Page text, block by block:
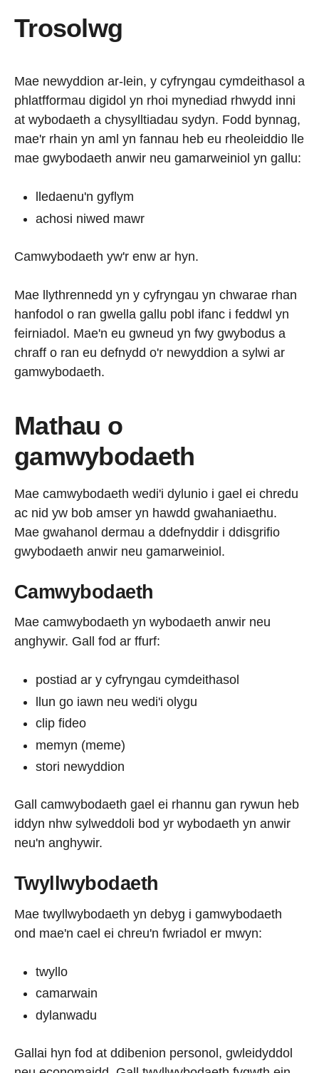
Trosolwg
Mae newyddion ar-lein, y cyfryngau cymdeithasol a
phlatfformau digidol yn rhoi mynediad rhwydd inni
at wybodaeth a chysylltiadau sydyn. Fodd bynnag,
mae'r rhain yn aml yn fannau heb eu rheoleiddio lle
mae gwybodaeth anwir neu gamarweiniol yn gallu:
lledaenu'n gyflym
achosi niwed mawr
Camwybodaeth yw'r enw ar hyn.
Mae llythrennedd yn y cyfryngau yn chwarae rhan
hanfodol o ran gwella gallu pobl ifanc i feddwl yn
feirniadol. Mae'n eu gwneud yn fwy gwybodus a
chraff o ran eu defnydd o'r newyddion a sylwi ar
gamwybodaeth.
Mathau o
gamwybodaeth
Mae camwybodaeth wedi'i dylunio i gael ei chredu
ac nid yw bob amser yn hawdd gwahaniaethu.
Mae gwahanol dermau a ddefnyddir i ddisgrifio
gwybodaeth anwir neu gamarweiniol.
Camwybodaeth
Mae camwybodaeth yn wybodaeth anwir neu
anghywir. Gall fod ar ffurf:
postiad ar y cyfryngau cymdeithasol
llun go iawn neu wedi'i olygu
clip fideo
memyn (meme)
stori newyddion
Gall camwybodaeth gael ei rhannu gan rywun heb
iddyn nhw sylweddoli bod yr wybodaeth yn anwir
neu'n anghywir.
Twyllwybodaeth
Mae twyllwybodaeth yn debyg i gamwybodaeth
ond mae'n cael ei chreu'n fwriadol er mwyn:
twyllo
camarwain
dylanwadu
Gallai hyn fod at ddibenion personol, gwleidyddol